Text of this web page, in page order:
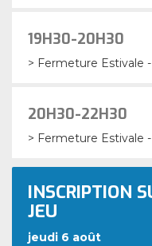
19H30-20H30
> Fermeture Estivale
20H30-22H30
> Fermeture Estivale
INSCRIPTION
JEU
jeudi 6 août